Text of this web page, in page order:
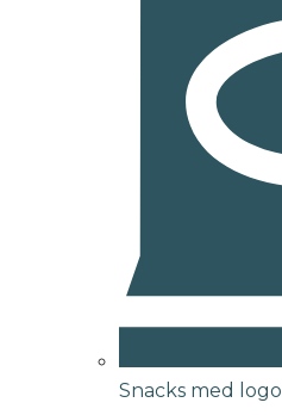
Snacks med logo